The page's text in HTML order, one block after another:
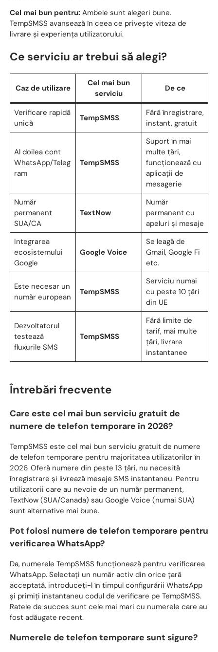
Cel mai bun pentru: Ambele sunt alegeri bune.
TempSMSS avansează în ceea ce privește viteza de
livrare și experiența utilizatorului.
Ce serviciu ar trebui să alegi?
Caz de utilizare
Cel mai bun
serviciu
De ce
Verificare rapidă
unică
TempSMSS
Fără înregistrare,
instant, gratuit
Al doilea cont
WhatsApp/Teleg
ram
TempSMSS
Suport în mai
multe țări,
funcționează cu
aplicații de
mesagerie
Număr
permanent
SUA/CA
TextNow
Număr
permanent cu
apeluri și mesaje
Integrarea
ecosistemului
Google
Google Voice
Se leagă de
Gmail, Google Fi
etc.
Este necesar un
număr european
TempSMSS
Serviciu numai
cu peste 10 țări
din UE
Dezvoltatorul
testează
fluxurile SMS
TempSMSS
Fără limite de
tarif, mai multe
țări, livrare
instantanee
Întrebări frecvente
Care este cel mai bun serviciu gratuit de
numere de telefon temporare în 2026?
TempSMSS este cel mai bun serviciu gratuit de numere
de telefon temporare pentru majoritatea utilizatorilor în
2026. Oferă numere din peste 13 țări, nu necesită
înregistrare și livrează mesaje SMS instantaneu. Pentru
utilizatorii care au nevoie de un număr permanent,
TextNow (SUA/Canada) sau Google Voice (numai SUA)
sunt alternative mai bune.
Pot folosi numere de telefon temporare pentru
verificarea WhatsApp?
Da, numerele TempSMSS funcționează pentru verificarea
WhatsApp. Selectați un număr activ din orice țară
acceptată, introduceți-l în timpul configurării WhatsApp
și primiți instantaneu codul de verificare pe TempSMSS.
Ratele de succes sunt cele mai mari cu numerele care au
fost adăugate recent.
Numerele de telefon temporare sunt sigure?